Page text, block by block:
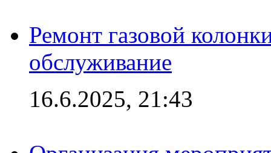
Ремонт газовой
обслуживание
16.6.2025, 21:43